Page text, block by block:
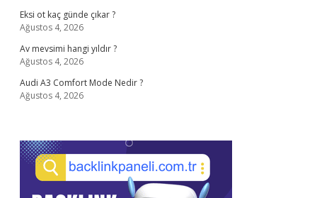
Eksi ot kaç günde çıkar ?
Ağustos 4, 2026
Av mevsimi hangi yıldır ?
Ağustos 4, 2026
Audi A3 Comfort Mode Nedir ?
Ağustos 4, 2026